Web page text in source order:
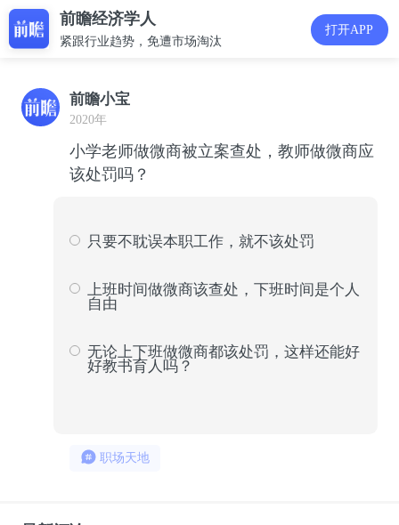
前瞻经济学人
紧跟行业趋势，免遭市场淘汰
打开APP
前瞻小宝
2020年
小学老师做微商被立案查处，教师做微商应
该处罚吗？
只要不耽误本职工作，就不该处罚
上班时间做微商该查处，下班时间是个人
自由
无论上下班做微商都该处罚，这样还能好
好教书育人吗？
职场天地